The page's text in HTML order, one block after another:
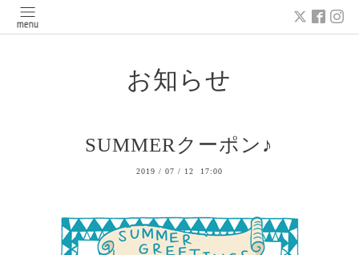
お知らせ
SUMMERクーポン♪
2019 / 07 / 12 17:00